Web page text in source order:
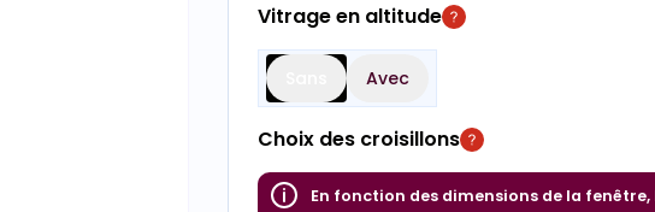
Vitrage en altitude
Avec
Choix des croisillons
En fonction des dimensions de la